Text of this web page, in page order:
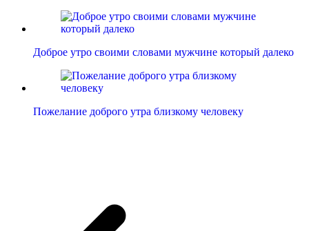
Доброе утро своими словами мужчине который далеко
Пожелание доброго утра близкому человеку